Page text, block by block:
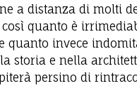
a distanza di molti
così quanto è
quanto invece
storia e nella
persino di